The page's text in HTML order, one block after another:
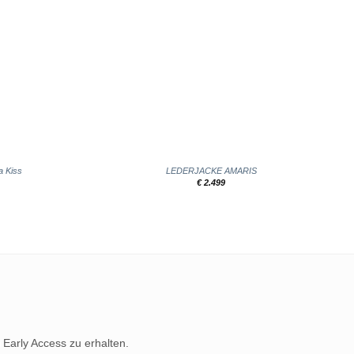
Kiss
LEDERJACKE AMARIS
€2.499
Access zu erhalten.